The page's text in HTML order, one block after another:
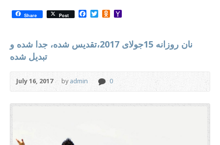
Share Post Facebook
TwitterOdnoklassniki
نان روزانه 15جولای 2017،تقدیس شده، جدا شده و
تبدیل شده
July 16, 2017 byadmin 0